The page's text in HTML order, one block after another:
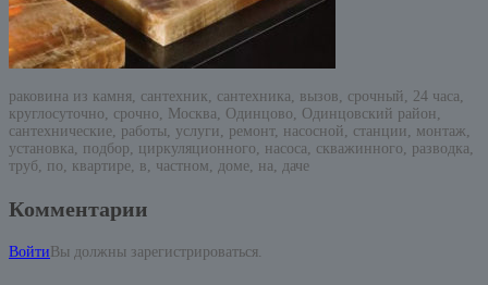
раковина из камня, сантехник, сантехника, вызов, срочный, 24 часа,
круглосуточно, срочно, Москва, Одинцово, Одинцовский район,
сантехнические, работы, услуги, ремонт, насосной, станции, монтаж,
установка, подбор, циркуляционного, насоса, скважинного, разводка,
труб, по, квартире, в, частном, доме, на, даче
Комментарии
ВойтиВы должны зарегистрироваться.